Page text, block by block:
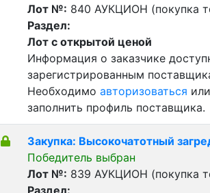
Лот №: 840 АУКЦИОН (покупка
Раздел:
Лот с открытой ценой
Информация о заказчике
зарегистрированным
Необходимо авторизоваться или
заполнить профиль поставщика.
Закупка: Высокочатотный
Победитель выбран
Лот №: 839 АУКЦИОН (покупка
Раздел: